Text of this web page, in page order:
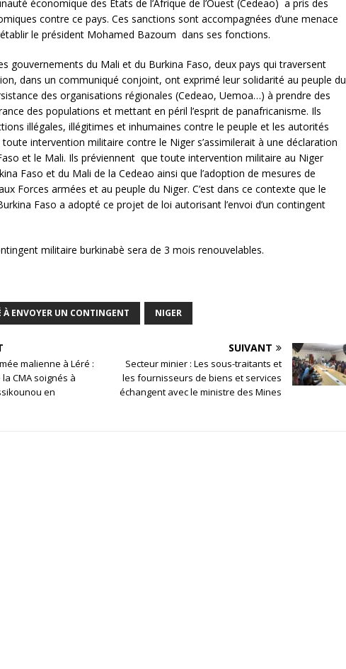
économique des États de l’Afrique de l’Ouest (Cedeao) a pris des
contre ce pays. Ces sanctions sont accompagnées d’une menace
le président Mohamed Bazoum dans ses fonctions.
gouvernements du Mali et du Burkina Faso, deux pays qui traversent
dans un communiqué conjoint, ont exprimé leur solidarité au peuple du
des organisations régionales (Cedeao, Uemoa…) à prendre des
des populations et mettant en péril l’esprit de panafricanisme. Ils
illégales, illégitimes et inhumaines contre le peuple et les autorités
toute intervention militaire contre le Niger s’assimilerait à une déclaration
et le Mali. Ils préviennent que toute intervention militaire au Niger
Faso et du Mali de la Cedeao ainsi que l’adoption de mesures de
Forces armées et au peuple du Niger. C’est dans ce contexte que le
Faso a adopté ce projet de loi autorisant l’envoi d’un contingent
militaire burkinabè sera de 3 mois renouvelables.
À ENVOYER UN CONTINGENT NIGER
malienne à Léré :
CMA soignés à
en
SUIVANT
Secteur minier : Les sous-traitants et
les fournisseurs de biens et services
échangent avec le ministre des Mines